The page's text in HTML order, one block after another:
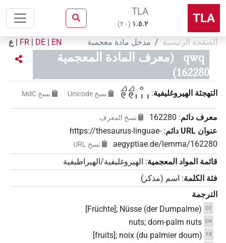
TLA
TLA
۱.٥.٢ (٢٠)
الصفحة الرئيسية مدخل مادة معجمية EN
|
DE
|
FR
| ع
qwq
(معرف المادة المعجمية
162280)
التهجئة الهيروغليفية:
𓈎𓏲𓈎𓏲𓈒𓏥 نسخ‏ ‏Unicode نسخ‏ ‏MdC
معرف دائم:
162280 نسخ المعرف
عنوان‏ ‏URL‏ دائم :
https://thesaurus-linguae-
aegyptiae.de/lemma/162280
نسخ‏ ‏URL
قائمة المواد المعجمية: الهيروغليفية/الهيراطيقية
فئة الكلمة: اسم (مذكر )
الترجمة
DE
[Früchte]; Nüsse (der Dumpalme)
EN
nuts; dom-palm nuts
FR
[fruits]; noix (du palmier doum)